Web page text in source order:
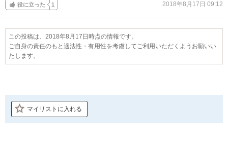
役に立った 1 2018年8月17日 09:12
この投稿は、2018年8月17日時点の情報です。
ご自身の責任のもと適法性・有用性を考慮してご利用いただくようお願いい
たします。
マイリストに入れる